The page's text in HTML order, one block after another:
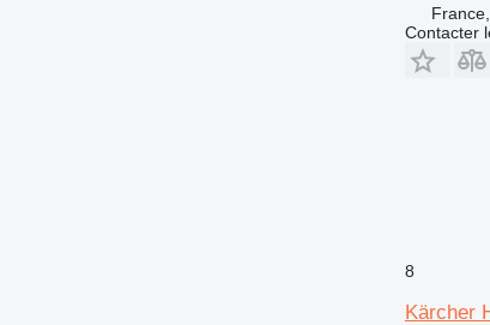
Contacter
8
Kärcher